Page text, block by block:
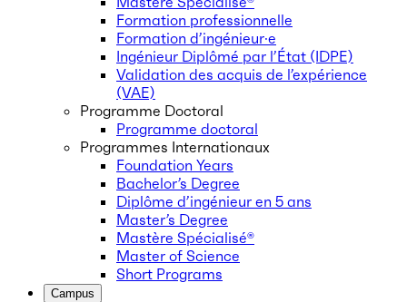
Formation professionnelle
Formation d’ingénieur·e
Ingénieur Diplômé par l’État (IDPE)
Validation des acquis de l’expérience
(VAE)
Programme Doctoral
Programme doctoral
Programmes Internationaux
Foundation Years
Bachelor’s Degree
Diplôme d’ingénieur en 5 ans
Master’s Degree
Mastère Spécialisé®
Master of Science
Short Programs
Campus